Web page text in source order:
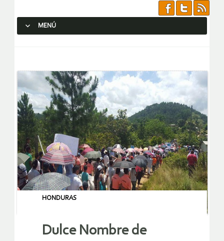
MENÚ
HONDURAS
Dulce Nombre de